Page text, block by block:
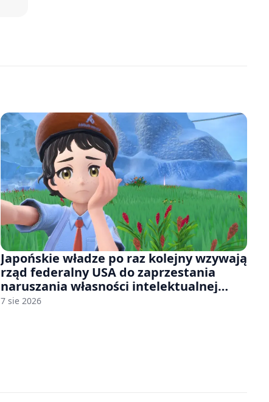
Japońskie władze po raz kolejny wzywają
rząd federalny USA do zaprzestania
naruszania własności intelektualnej
japońskich gier i anime
7 sie 2026